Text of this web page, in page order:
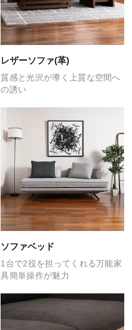
レザーソファ(革)
質感と光沢が導く
上質な空間へ
の誘い
ソファベッド
1台で2役を担ってくれる万能家
具簡単操作が魅力